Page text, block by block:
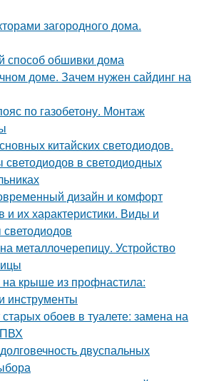
загородного дома.
способ обшивки дома
доме. Зачем нужен сайдинг на
по газобетону. Монтаж
китайских светодиодов.
в светодиодных
дизайн и комфорт
и их характеристики. Виды и
металлочерепицу. Устройство
на крыше из профнастила:
инструменты
старых обоев в туалете: замена на
двуспальных